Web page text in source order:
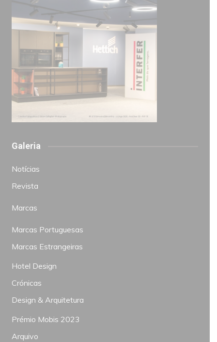
Galeria
Notícias
Revista
Marcas
Marcas Portuguesas
Marcas Estrangeiras
Hotel Design
Crónicas
Design & Arquitetura
Prémio Mobis 2023
Arquivo